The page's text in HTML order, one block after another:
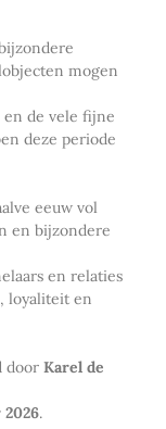
mogen
de vele fijne
deze periode
eeuw vol
en bijzondere
en relaties
loyaliteit en
door Karel de
.